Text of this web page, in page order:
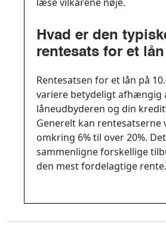
Hvad er den
rentesats for et
Rentesatsen for et lån på
variere betydeligt afhængig
låneudbyderen og din
Generelt kan rentesatserne
omkring 6% til over 20%.
sammenligne forskellige
den mest fordelagtige rente.